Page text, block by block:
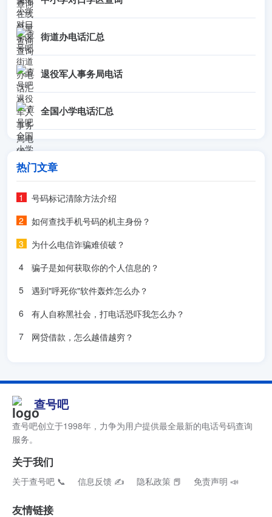
街道办电话汇总
退役军人事务局电话
全国小学电话汇总
热门文章
号码标记清除方法介绍
如何查找手机号码的机主身份？
为什么电信诈骗难侦破？
骗子是如何获取你的个人信息的？
遇到"呼死你"软件轰炸怎么办？
有人自称黑社会，打电话恐吓我怎么办？
网贷借款，怎么越借越穷？
查号吧
查号吧创立于1998年，力争为用户提供最全最新的电话号码查询
服务。
关于我们
关于查号吧 📞 信息反馈 ✍ 隐私政策 📕 免责声明 📣
友情链接